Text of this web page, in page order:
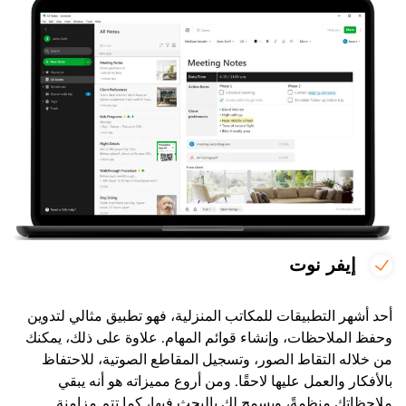
إيفر نوت
أحد أشهر التطبيقات للمكاتب المنزلية، فهو تطبيق مثالي لتدوين
وحفظ الملاحظات، وإنشاء قوائم المهام. علاوة على ذلك، يمكنك
من خلاله التقاط الصور، وتسجيل المقاطع الصوتية، للاحتفاظ
بالأفكار والعمل عليها لاحقًا. ومن أروع مميزاته هو أنه يبقي